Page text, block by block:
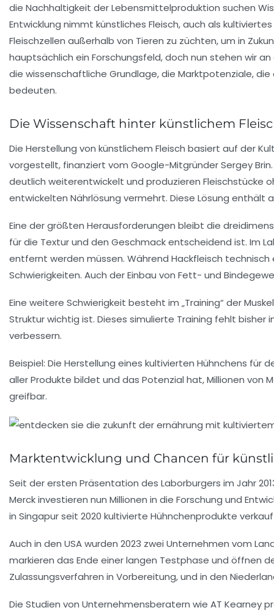
die Nachhaltigkeit der Lebensmittelproduktion suchen
Entwicklung nimmt künstliches Fleisch, auch als
Fleischzellen außerhalb von Tieren zu züchten, um in
hauptsächlich ein Forschungsfeld, doch nun stehen wir
die wissenschaftliche Grundlage, die Marktpotenziale,
bedeuten.
Die Wissenschaft hinter künstlichem
Die Herstellung von künstlichem Fleisch basiert auf der
vorgestellt, finanziert vom Google-Mitgründer Sergey
deutlich weiterentwickelt und produzieren Fleischstücke
entwickelten Nährlösung vermehrt. Diese Lösung enthält
Eine der größten Herausforderungen bleibt die
für die Textur und den Geschmack entscheidend ist. Im
entfernt werden müssen. Während Hackfleisch
Schwierigkeiten. Auch der Einbau von Fett- und
Eine weitere Schwierigkeit besteht im „Training“ der
Struktur wichtig ist. Dieses simulierte Training fehlt
verbessern.
Beispiel: Die Herstellung eines kultivierten Hühnchens für
aller Produkte bildet und das Potenzial hat, Millionen von
greifbar.
Marktentwicklung und Chancen für
Seit der ersten Präsentation des Laborburgers im Jahr
Merck investieren nun Millionen in die Forschung und
in Singapur seit 2020 kultivierte Hühnchenprodukte
Auch in den USA wurden 2023 zwei Unternehmen vom
markieren das Ende einer langen Testphase und öffnen
Zulassungsverfahren in Vorbereitung, und in den
Die Studien von Unternehmensberatern wie AT Kearney